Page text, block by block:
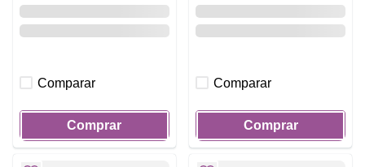
Comparar
Comprar
Comparar
Comprar